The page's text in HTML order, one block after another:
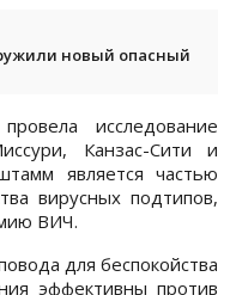
новый опасный
исследование
Канзас-Сити и
является частью
вирусных подтипов,
ВИЧ.
для беспокойства
эффективны против